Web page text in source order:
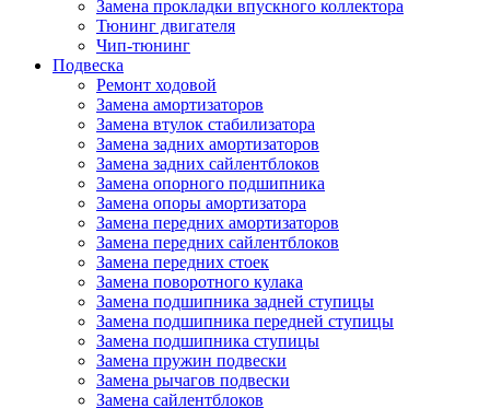
Замена прокладки впускного коллектора
Тюнинг двигателя
Чип-тюнинг
Подвеска
Ремонт ходовой
Замена амортизаторов
Замена втулок стабилизатора
Замена задних амортизаторов
Замена задних сайлентблоков
Замена опорного подшипника
Замена опоры амортизатора
Замена передних амортизаторов
Замена передних сайлентблоков
Замена передних стоек
Замена поворотного кулака
Замена подшипника задней ступицы
Замена подшипника передней ступицы
Замена подшипника ступицы
Замена пружин подвески
Замена рычагов подвески
Замена сайлентблоков